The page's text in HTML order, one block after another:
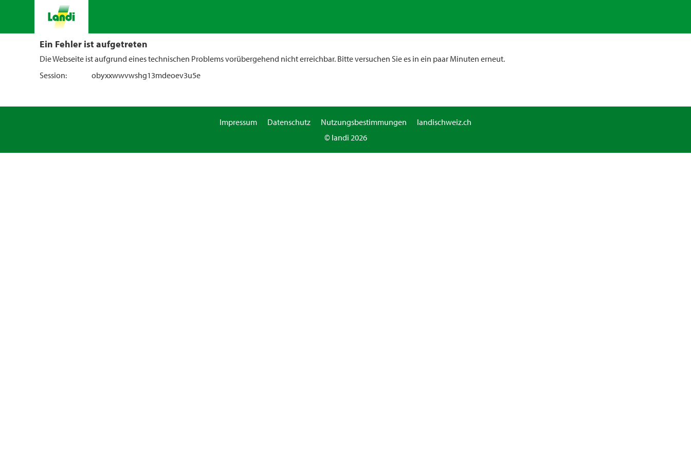
Ein Fehler ist aufgetreten
Die Webseite ist aufgrund eines technischen Problems vorübergehend nicht erreichbar. Bitte versuchen Sie es in ein paar Minuten erneut.
Session:
obyxxwwvwshg13mdeoev3u5e
Impressum Datenschutz Nutzungsbestimmungen
landischweiz.ch
© landi 2026